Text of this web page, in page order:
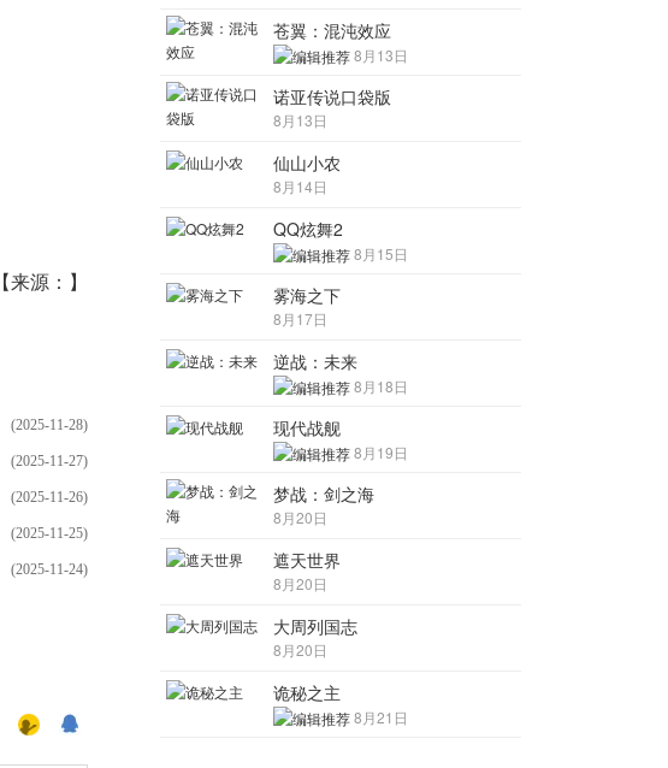
【来源：】
(2025-11-28)
(2025-11-27)
(2025-11-26)
(2025-11-25)
(2025-11-24)
苍翼：混沌效应
8月13日
诺亚传说口袋版
8月13日
仙山小农
8月14日
QQ炫舞2
8月15日
雾海之下
8月17日
逆战：未来
8月18日
现代战舰
8月19日
梦战：剑之海
8月20日
遮天世界
8月20日
大周列国志
8月20日
诡秘之主
8月21日